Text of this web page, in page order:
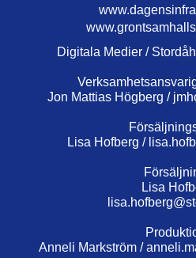
Digitala Medier /
Jon Mattias Högberg /
Lisa Hofberg /
Lisa
Anneli Markström /